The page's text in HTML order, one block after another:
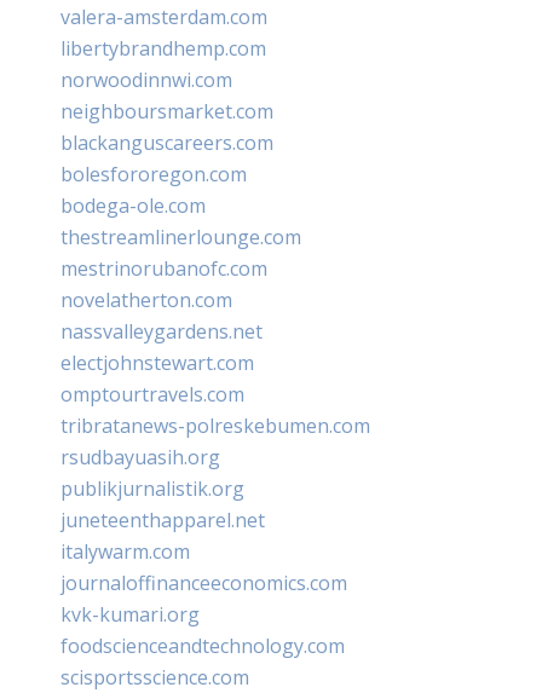
valera-amsterdam.com
libertybrandhemp.com
norwoodinnwi.com
neighboursmarket.com
blackanguscareers.com
bolesfororegon.com
bodega-ole.com
thestreamlinerlounge.com
mestrinorubanofc.com
novelatherton.com
nassvalleygardens.net
electjohnstewart.com
omptourtravels.com
tribratanews-polreskebumen.com
rsudbayuasih.org
publikjurnalistik.org
juneteenthapparel.net
italywarm.com
journaloffinanceeconomics.com
kvk-kumari.org
foodscienceandtechnology.com
scisportsscience.com